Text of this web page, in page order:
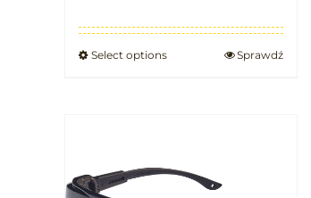
Select options Sprawdź